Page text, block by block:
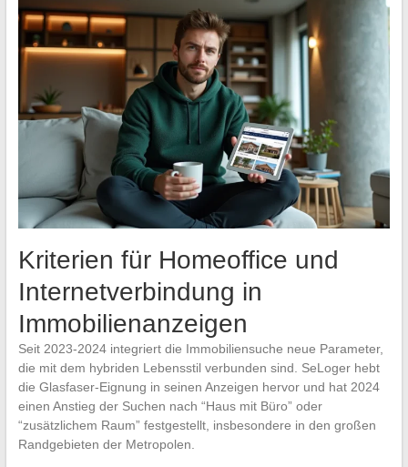
Kriterien für Homeoffice und
Internetverbindung in
Immobilienanzeigen
Seit 2023-2024 integriert die Immobiliensuche neue Parameter,
die mit dem hybriden Lebensstil verbunden sind. SeLoger hebt
die Glasfaser-Eignung in seinen Anzeigen hervor und hat 2024
einen Anstieg der Suchen nach “Haus mit Büro” oder
“zusätzlichem Raum” festgestellt, insbesondere in den großen
Randgebieten der Metropolen.